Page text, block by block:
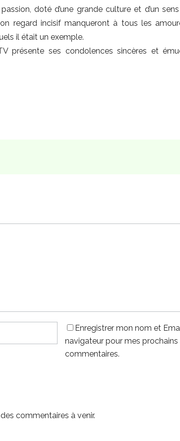
doté d’une grande culture et d’un
regard incisif manqueront à tous les
il était un exemple.
présente ses condolences sincères et
Enregistrer mon nom et
navigateur pour mes prochains
commentaires.
commentaires à venir.